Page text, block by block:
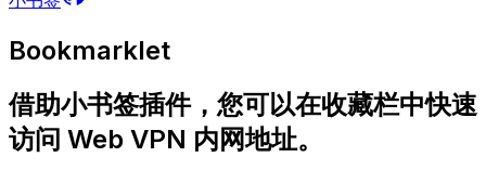
Bookmarklet
借助小书签插件，您可以在收藏栏中快速
访问 Web VPN 内网地址。